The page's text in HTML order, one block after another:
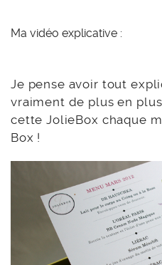
Ma vidéo explicative :
Je pense avoir tout
vraiment de plus en
cette JolieBox chaque
Box !